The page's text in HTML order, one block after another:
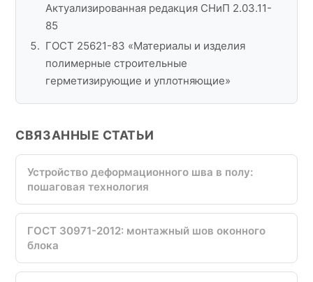
Актуализированная редакция СНиП 2.03.11-
85
ГОСТ 25621-83 «Материалы и изделия
полимерные строительные
герметизирующие и уплотняющие»
СВЯЗАННЫЕ СТАТЬИ
Устройство деформационного шва в полу:
пошаговая технология
ГОСТ 30971-2012: монтажный шов оконного
блока